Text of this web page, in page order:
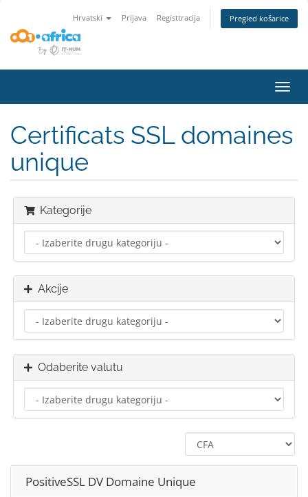
Hrvatski Prijava Registtracija Pregled košarice
Certificats SSL domaines
unique
Kategorije
Akcije
Odaberite valutu
PositiveSSL DV Domaine Unique